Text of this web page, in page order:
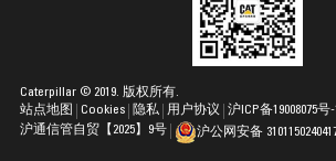
站点地图 Cookies 隐私 用户协议
Caterpillar © 2019. 版权所有.
沪ICP备19008075号-1
沪通信管自贸【2025】9号
沪公网安备